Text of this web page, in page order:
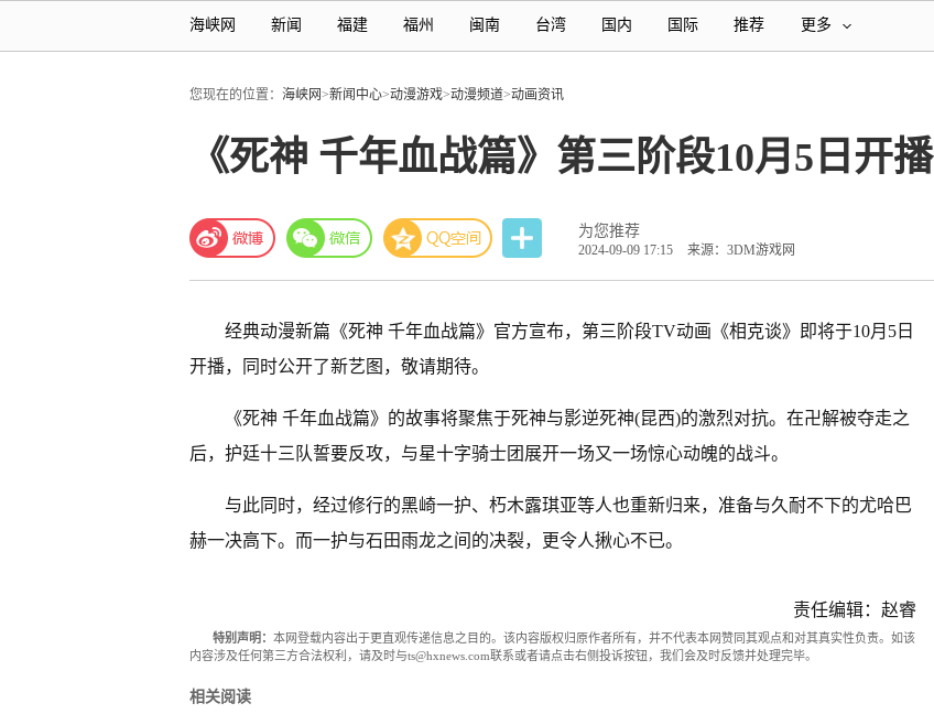
海峡网 新闻 福建 福州 闽南 台湾 国内 国际 推荐 更多
您现在的位置： 海峡网>新闻中心>动漫游戏>动漫频道>动画资讯
《死神 千年血战篇》第三阶段10月5日开播
为您推荐
2024-09-09 17:15 来源：3DM游戏网
经典动漫新篇《死神 千年血战篇》官方宣布，第三阶段TV动画《相克谈》即将于10月5日
开播，同时公开了新艺图，敬请期待。
《死神 千年血战篇》的故事将聚焦于死神与影逆死神(昆西)的激烈对抗。在卍解被夺走之
后，护廷十三队誓要反攻，与星十字骑士团展开一场又一场惊心动魄的战斗。
与此同时，经过修行的黑崎一护、朽木露琪亚等人也重新归来，准备与久耐不下的尤哈巴
赫一决高下。而一护与石田雨龙之间的决裂，更令人揪心不已。
责任编辑：赵睿
特别声明： 本网登载内容出于更直观传递信息之目的。该内容版权归原作者所有，并不代表本网赞同其观点和对其真实性负责。如该
内容涉及任何第三方合法权利，请及时与ts@hxnews.com联系或者请点击右侧投诉按钮，我们会及时反馈并处理完毕。
相关阅读